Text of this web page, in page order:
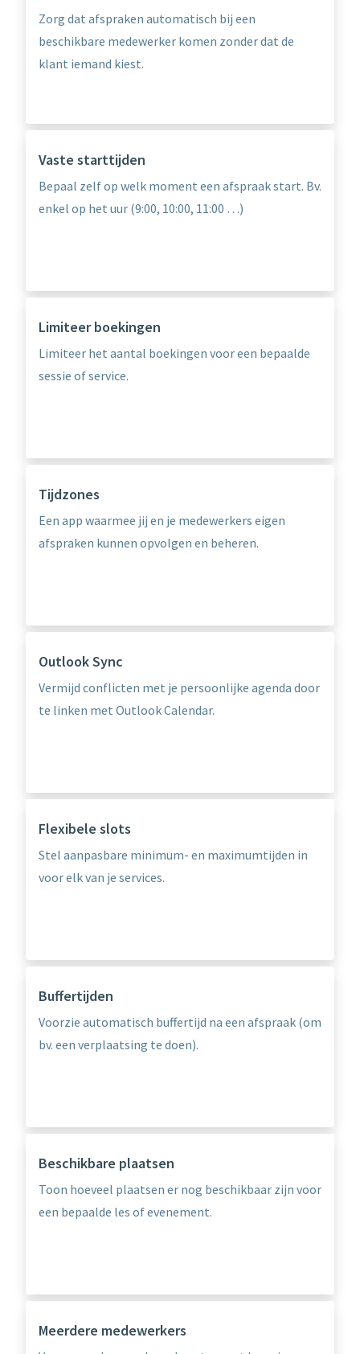
Zorg dat afspraken automatisch bij een
beschikbare medewerker komen zonder dat de
klant iemand kiest.
Vaste starttijden
Bepaal zelf op welk moment een afspraak start. Bv.
enkel op het uur (9:00, 10:00, 11:00 …)
Limiteer boekingen
Limiteer het aantal boekingen voor een bepaalde
sessie of service.
Tijdzones
Een app waarmee jij en je medewerkers eigen
afspraken kunnen opvolgen en beheren.
Outlook Sync
Vermijd conflicten met je persoonlijke agenda door
te linken met Outlook Calendar.
Flexibele slots
Stel aanpasbare minimum- en maximumtijden in
voor elk van je services.
Buffertijden
Voorzie automatisch buffertijd na een afspraak (om
bv. een verplaatsing te doen).
Beschikbare plaatsen
Toon hoeveel plaatsen er nog beschikbaar zijn voor
een bepaalde les of evenement.
Meerdere medewerkers